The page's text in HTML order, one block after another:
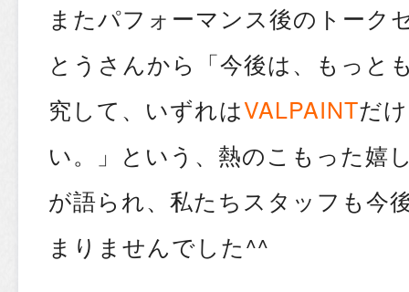
またパフォーマンス後のトーク
とうさんから「今後は、もっと
究して、いずれはVALPAINTだ
い。」という、熱のこもった嬉
が語られ、私たちスタッフも今
まりませんでした^^